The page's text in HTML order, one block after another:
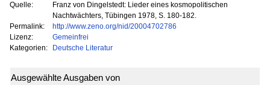
Quelle:
Franz von Dingelstedt: Lieder eines kosmopolitischen
Nachtwächters, Tübingen 1978, S. 180-182.
Permalink:
http://www.zeno.org/nid/20004702786
Lizenz:
Gemeinfrei
Kategorien:
Deutsche Literatur
Ausgewählte Ausgaben von